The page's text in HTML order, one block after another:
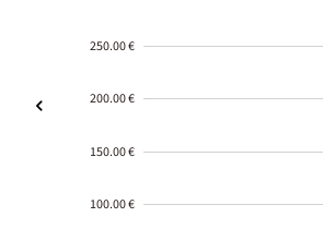
250.00 €
200.00 €
150.00 €
100.00 €